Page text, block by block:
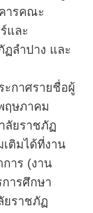
ารคณะ
และ
ลำปาง และ
ะกาศรายชื่อผู้
ฤษภาคม
ลัยราชภัฏ
เติมได้ที่งาน
าร (งาน
ารศึกษา
ยราชภัฏ